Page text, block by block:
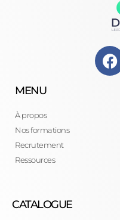
MENU
À propos
Nos formations
Recrutement
Ressources
CATALOGUE